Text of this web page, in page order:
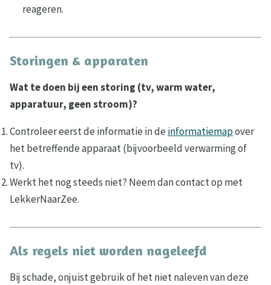
reageren.
Storingen & apparaten
Wat te doen bij een storing (tv, warm water,
apparatuur, geen stroom)?
Controleer eerst de informatie in de informatiemapover
het betreffende apparaat (bijvoorbeeld verwarming of
tv).
Werkt het nog steeds niet? Neem dan contact op met
LekkerNaarZee.
Als regels niet worden nageleefd
Bij schade, onjuist gebruik of het niet naleven van deze